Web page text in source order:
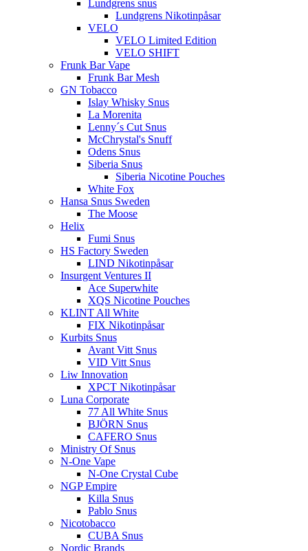
Lundgrens snus
Lundgrens Nikotinpåsar
VELO
VELO Limited Edition
VELO SHIFT
Frunk Bar Vape
Frunk Bar Mesh
GN Tobacco
Islay Whisky Snus
La Morenita
Lenny´s Cut Snus
McChrystal's Snuff
Odens Snus
Siberia Snus
Siberia Nicotine Pouches
White Fox
Hansa Snus Sweden
The Moose
Helix
Fumi Snus
HS Factory Sweden
LIND Nikotinpåsar
Insurgent Ventures II
Ace Superwhite
XQS Nicotine Pouches
KLINT All White
FIX Nikotinpåsar
Kurbits Snus
Avant Vitt Snus
VID Vitt Snus
Liw Innovation
XPCT Nikotinpåsar
Luna Corporate
77 All White Snus
BJÖRN Snus
CAFERO Snus
Ministry Of Snus
N-One Vape
N-One Crystal Cube
NGP Empire
Killa Snus
Pablo Snus
Nicotobacco
CUBA Snus
Nordic Brands